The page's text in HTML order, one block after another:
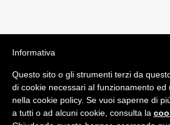
byComunicatori su
Termini e Condizioni di Vendita -
ITA:
Informativa
Questo sito o gli strumenti terzi da
di cookie necessari al funzionamento ed
nella cookie policy. Se vuoi saperne di
a tutti o ad alcuni cookie, consulta la